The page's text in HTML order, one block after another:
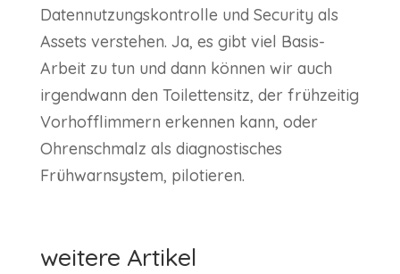
Datennutzungskontrolle und Security als
Assets verstehen. Ja, es gibt viel Basis-
Arbeit zu tun und dann können wir auch
irgendwann den Toilettensitz, der frühzeitig
Vorhofflimmern erkennen kann, oder
Ohrenschmalz als diagnostisches
Frühwarnsystem, pilotieren.
weitere Artikel